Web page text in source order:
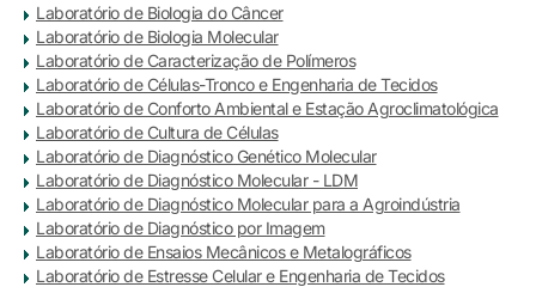
Laboratório de Biologia do Câncer
Laboratório de Biologia Molecular
Laboratório de Caracterização de Polímeros
Laboratório de Células-Tronco e Engenharia de Tecidos
Laboratório de Conforto Ambiental e Estação Agroclimatológica
Laboratório de Cultura de Células
Laboratório de Diagnóstico Genético Molecular
Laboratório de Diagnóstico Molecular - LDM
Laboratório de Diagnóstico Molecular para a Agroindústria
Laboratório de Diagnóstico por Imagem
Laboratório de Ensaios Mecânicos e Metalográficos
Laboratório de Estresse Celular e Engenharia de Tecidos